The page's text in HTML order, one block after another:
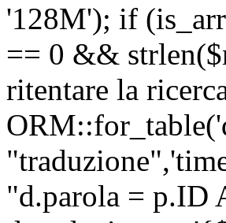
'128M'); if
== 0 &&
ritentare la
"d.parola = p.ID